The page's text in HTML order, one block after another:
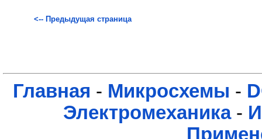
<-- Предыдущая страница
Главная - Микросхемы -
Электромеханика-